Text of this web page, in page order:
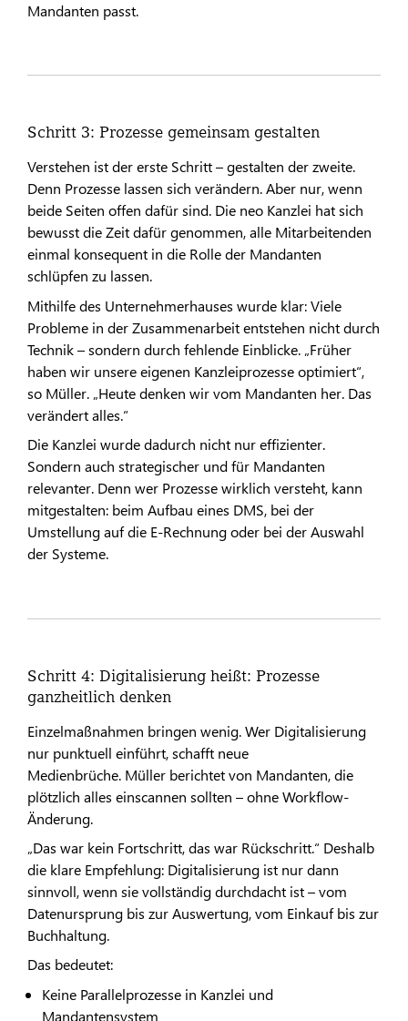
Mandanten passt.
Schritt 3: Prozesse gemeinsam gestalten
Verstehen ist der erste Schritt – gestalten der zweite.
Denn Prozesse lassen sich verändern. Aber nur, wenn
beide Seiten offen dafür sind. Die neo Kanzlei hat sich
bewusst die Zeit dafür genommen, alle Mitarbeitenden
einmal konsequent in die Rolle der Mandanten
schlüpfen zu lassen.
Mithilfe des Unternehmerhauses wurde klar: Viele
Probleme in der Zusammenarbeit entstehen nicht durch
Technik – sondern durch fehlende Einblicke. „Früher
haben wir unsere eigenen Kanzleiprozesse optimiert“,
so Müller. „Heute denken wir vom Mandanten her. Das
verändert alles.“
Die Kanzlei wurde dadurch nicht nur effizienter.
Sondern auch strategischer und für Mandanten
relevanter. Denn wer Prozesse wirklich versteht, kann
mitgestalten: beim Aufbau eines DMS, bei der
Umstellung auf die E-Rechnung oder bei der Auswahl
der Systeme.
Schritt 4: Digitalisierung heißt: Prozesse
ganzheitlich denken
Einzelmaßnahmen bringen wenig. Wer Digitalisierung
nur punktuell einführt, schafft neue
Medienbrüche. Müller berichtet von Mandanten, die
plötzlich alles einscannen sollten – ohne Workflow-
Änderung.
„Das war kein Fortschritt, das war Rückschritt.“ Deshalb
die klare Empfehlung: Digitalisierung ist nur dann
sinnvoll, wenn sie vollständig durchdacht ist – vom
Datenursprung bis zur Auswertung, vom Einkauf bis zur
Buchhaltung.
Das bedeutet:
Keine Parallelprozesse in Kanzlei und
Mandantensystem